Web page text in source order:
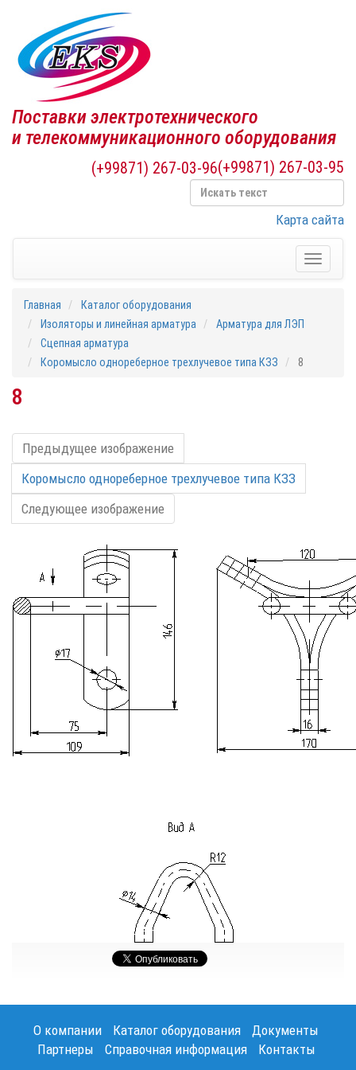
Поставки электротехнического
и телекоммуникационного оборудования
(+99871) 267-03-95
(+99871) 267-03-96
Карта сайта
Toggle
Главная
Каталог оборудования
Изоляторы и линейная арматура
Арматура для ЛЭП
Cцепная арматура
Коромысло однореберное трехлучевое типа КЗЗ
8
8
Предыдущее изображение
Коромысло однореберное трехлучевое типа КЗЗ
Следующее изображение
О компании Каталог оборудования
Документы
Партнеры
Справочная информация
Контакты